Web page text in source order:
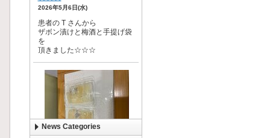
News Categories